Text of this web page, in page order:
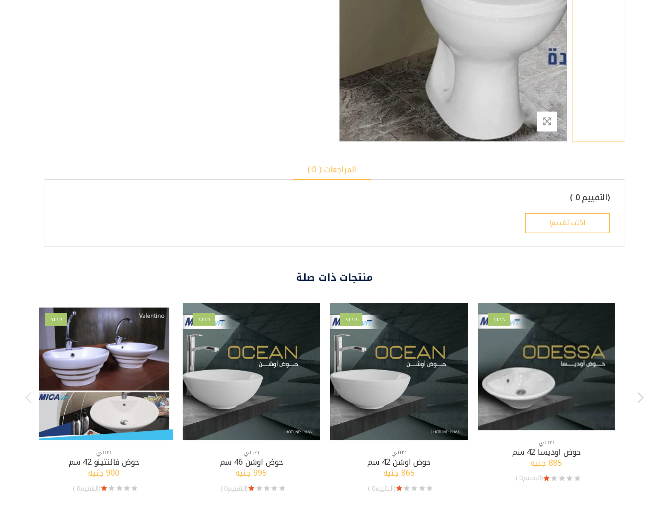
المراجعات ( 0 )
(التقييم 0 )
اكتب تقييم!
منتجات ذات صلة
جديد
صيني
حوض اوديسا 42 سم
885 جنيه
(التقييم0 )
جديد
صيني
حوض اوشن 42 سم
865 جنيه
(التقييم0 )
جديد
صيني
حوض اوشن 46 سم
995 جنيه
(التقييم0 )
جديد
صيني
حوض فالنتينو 42 سم
900 جنيه
(التقييم0 )